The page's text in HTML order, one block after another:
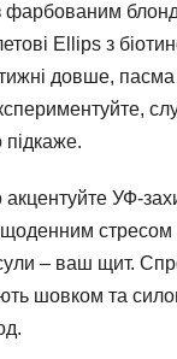
фарбованим
Ellips з
довше, пасма
акцентуйте УФ-
стресом
– ваш щит.
шовком та